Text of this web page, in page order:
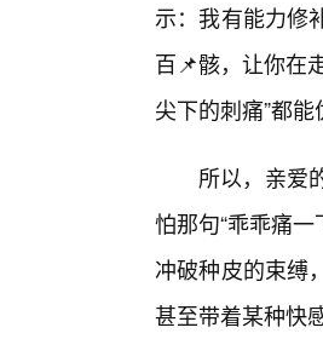
示：我有能力修
百📌骸，让你在
尖下的刺痛”都
所以，亲爱
怕那句“乖乖痛
冲破种皮的束缚
甚至带着某种快